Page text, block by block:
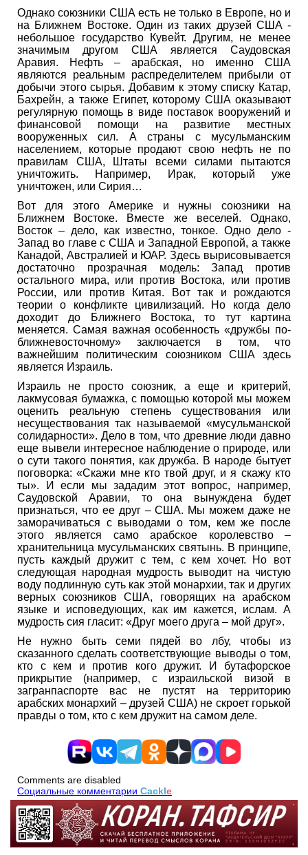
Однако союзники США есть не только в Европе, но и
на Ближнем Востоке. Один из таких друзей США -
небольшое государство Кувейт. Другим, не менее
значимым другом США является Саудовская
Аравия. Нефть – арабская, но именно США
являются реальным распределителем прибыли от
добычи этого сырья. Добавим к этому списку Катар,
Бахрейн, а также Египет, которому США оказывают
регулярную помощь в виде поставок вооружений и
финансовой помощи на развитие местных
вооруженных сил. А страны с мусульманским
населением, которые продают свою нефть не по
правилам США, Штаты всеми силами пытаются
уничтожить. Например, Ирак, который уже
уничтожен, или Сирия…
Вот для этого Америке и нужны союзники на
Ближнем Востоке. Вместе же веселей. Однако,
Восток – дело, как известно, тонкое. Одно дело -
Запад во главе с США и Западной Европой, а также
Канадой, Австралией и ЮАР. Здесь вырисовывается
достаточно прозрачная модель: Запад против
остального мира, или против Востока, или против
России, или против Китая. Вот так и рождаются
теории о конфликте цивилизаций. Но когда дело
доходит до Ближнего Востока, то тут картина
меняется. Самая важная особенность «дружбы по-
ближневосточному» заключается в том, что
важнейшим политическим союзником США здесь
является Израиль.
Израиль не просто союзник, а еще и критерий,
лакмусовая бумажка, с помощью которой мы можем
оценить реальную степень существования или
несуществования так называемой «мусульманской
солидарности». Дело в том, что древние люди давно
еще вывели интересное наблюдение о природе, или
о сути такого понятия, как дружба. В народе бытует
поговорка: «Скажи мне кто твой друг, и я скажу кто
ты». И если мы зададим этот вопрос, например,
Саудовской Аравии, то она вынуждена будет
признаться, что ее друг – США. Мы можем даже не
заморачиваться с выводами о том, кем же после
этого является само арабское королевство –
хранительница мусульманских святынь. В принципе,
пусть каждый дружит с тем, с кем хочет. Но вот
следующая народная мудрость выводит на чистую
воду подлинную суть как этой монархии, так и других
верных союзников США, говорящих на арабском
языке и исповедующих, как им кажется, ислам. А
мудрость сия гласит: «Друг моего друга – мой друг».
Не нужно быть семи пядей во лбу, чтобы из
сказанного сделать соответствующие выводы о том,
кто с кем и против кого дружит. И бутафорское
прикрытие (например, с израильской визой в
загранпаспорте вас не пустят на территорию
арабских монархий – друзей США) не скроет горькой
правды о том, кто с кем дружит на самом деле.
Comments are disabled
Социальные комментарии Cackle